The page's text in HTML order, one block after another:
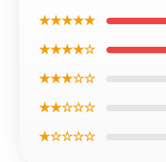
★★★★★
★★★★☆
★★★☆☆
★★☆☆☆
★☆☆☆☆